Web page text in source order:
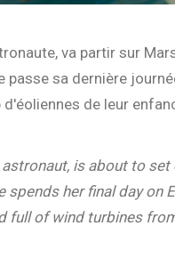
va partir sur
passe sa dernière
d'éoliennes de leur
astronaut, is about to
spends her final day on
full of wind turbines